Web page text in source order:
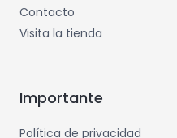
Contacto
Visita la tienda
Importante
Política de privacidad